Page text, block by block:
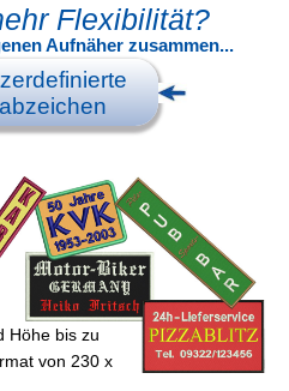
Flexibilität?
Aufnäher zusammen...
Höhe bis zu
von 230 x